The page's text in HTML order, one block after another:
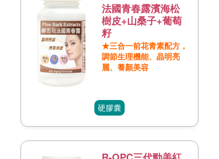
法國青春露濱海松
樹皮+山桑子+葡萄
籽
★三合一前花青素配方，
調節生理機能、晶明亮
麗、養顏美容
硬膠囊